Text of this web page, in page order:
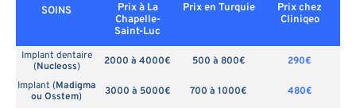
SOINS
Prix à La
Chapelle-
Saint-Luc
Prix en Turquie
Prix chez
Cliniqeo
Implant dentaire
(Nucleoss) 2000 à 4000€ 500 à 800€
290€
Implant (Madigma
ou Osstem) 3000 à 5000€ 700 à 1000€
480€